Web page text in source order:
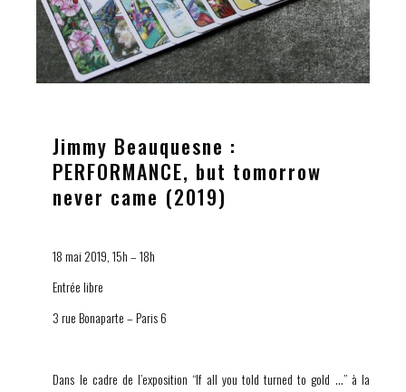
Jimmy Beauquesne :
PERFORMANCE, but tomorrow
never came (2019)
18 mai 2019, 15h – 18h
Entrée libre
3 rue Bonaparte – Paris 6
Dans le cadre de l’exposition “If all you told turned to gold …” à la